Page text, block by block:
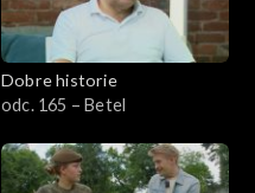
Dobre historie
odc. 165 – Betel